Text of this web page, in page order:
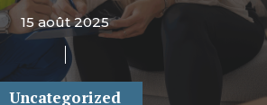
15 août 2025
Uncategorized